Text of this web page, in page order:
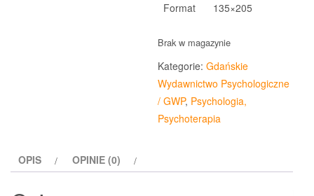
Format 135×205
Brak w magazynie
Kategorie: Gdańskie
Wydawnictwo Psychologiczne
/ GWP, Psychologia,
Psychoterapia
OPIS OPINIE (0)